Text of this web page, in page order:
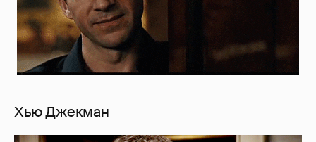
Хью Джекман